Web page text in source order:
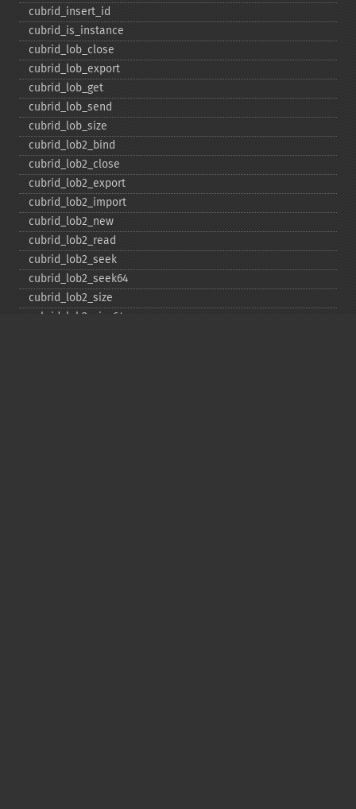
cubrid_​insert_​id
cubrid_​is_​instance
cubrid_​lob_​close
cubrid_​lob_​export
cubrid_​lob_​get
cubrid_​lob_​send
cubrid_​lob_​size
cubrid_​lob2_​bind
cubrid_​lob2_​close
cubrid_​lob2_​export
cubrid_​lob2_​import
cubrid_​lob2_​new
cubrid_​lob2_​read
cubrid_​lob2_​seek
cubrid_​lob2_​seek64
cubrid_​lob2_​size
cubrid_​lob2_​size64